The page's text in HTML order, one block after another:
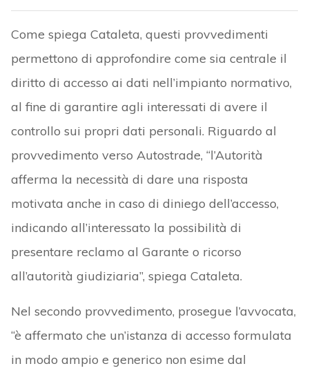
Come spiega Cataleta, questi provvedimenti
permettono di approfondire come sia centrale il
diritto di accesso ai dati nell’impianto normativo,
al fine di garantire agli interessati di avere il
controllo sui propri dati personali. Riguardo al
provvedimento verso Autostrade, “l’Autorità
afferma la necessità di dare una risposta
motivata anche in caso di diniego dell’accesso,
indicando all’interessato la possibilità di
presentare reclamo al Garante o ricorso
all’autorità giudiziaria”, spiega Cataleta.
Nel secondo provvedimento, prosegue l’avvocata,
“è affermato che un’istanza di accesso formulata
in modo ampio e generico non esime dal